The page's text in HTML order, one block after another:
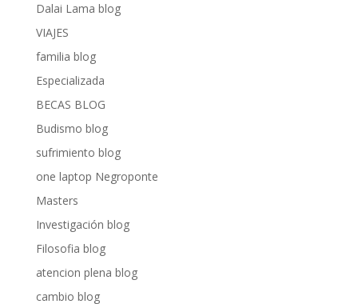
Dalai Lama blog
VIAJES
familia blog
Especializada
BECAS BLOG
Budismo blog
sufrimiento blog
one laptop Negroponte
Masters
Investigación blog
Filosofia blog
atencion plena blog
cambio blog